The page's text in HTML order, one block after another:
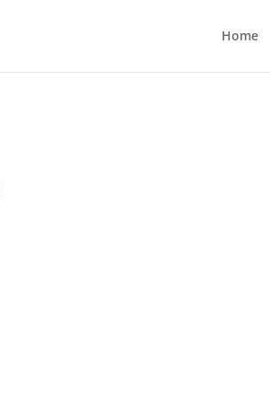
Home